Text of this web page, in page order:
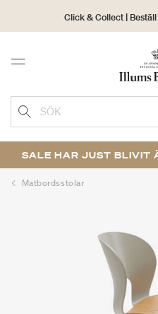
Click & Collect |
30
Menu
SÖK
SALE HAR JUST BLIVIT
Matbordsstolar